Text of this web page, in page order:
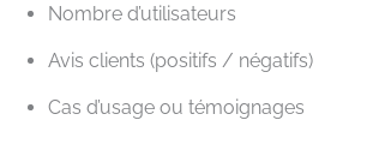
Nombre d’utilisateurs
Avis clients (positifs / négatifs)
Cas d’usage ou témoignages